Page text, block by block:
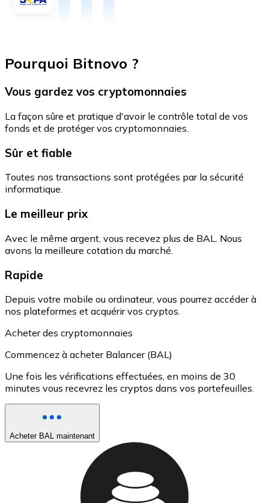
Pourquoi Bitnovo ?
Vous gardez vos cryptomonnaies
La façon sûre et pratique d'avoir le contrôle total de vos
fonds et de protéger vos cryptomonnaies.
Sûr et fiable
Toutes nos transactions sont protégées par la sécurité
informatique.
Le meilleur prix
Avec le même argent, vous recevez plus de BAL. Nous
avons la meilleure cotation du marché.
Rapide
Depuis votre mobile ou ordinateur, vous pourrez accéder à
nos plateformes et acquérir vos cryptos.
Acheter des cryptomonnaies
Commencez à acheter Balancer (BAL)
Une fois les vérifications effectuées, en moins de 30
minutes vous recevrez les cryptos dans vos portefeuilles.
Acheter BAL maintenant